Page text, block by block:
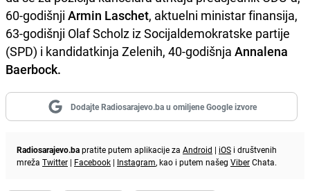
60-godišnji Armin Laschet, aktuelni ministar finansija,
63-godišnji Olaf Scholz iz Socijaldemokratske partije
(SPD) i kandidatkinja Zelenih, 40-godišnja Annalena
Baerbock.
Dodajte Radiosarajevo.ba u omiljene Google izvore
Radiosarajevo.bapratite putem aplikacije za Android | iOS i društvenih
mreža Twitter | Facebook | Instagram, kao i putem našeg ViberChata.